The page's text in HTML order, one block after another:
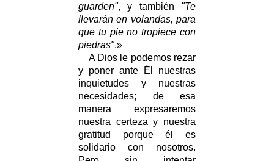
guarden", y también "Te
llevarán en volandas, para
que tu pie no tropiece con
piedras".»
A Dios le podemos rezar
y poner ante Él nuestras
inquietudes y nuestras
necesidades; de esa
manera expresaremos
nuestra certeza y nuestra
gratitud porque él es
solidario con nosotros.